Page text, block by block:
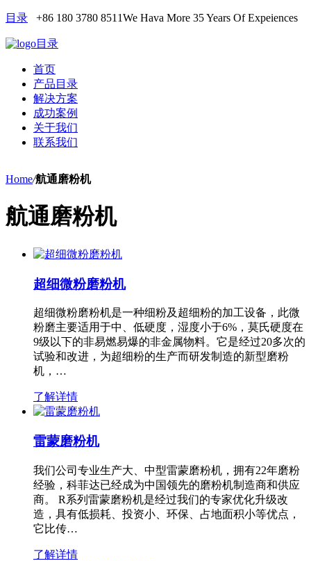
目录 +86 180 3780 8511We Hava More 35 Years Of Expeiences
目录
首页
产品目录
解决方案
成功案例
关于我们
联系我们
Home/航通磨粉机
航通磨粉机
超细微粉磨粉机
超细微粉磨粉机是一种细粉及超细粉的加工设备，此微
粉磨主要适用于中、低硬度，湿度小于6%，莫氏硬度在
9级以下的非易燃易爆的非金属物料。它是经过20多次的
试验和改进，为超细粉的生产而研发制造的新型磨粉
机，…
了解详情
雷蒙磨粉机
我们公司专业生产大、中型雷蒙磨粉机，拥有22年磨粉
经验，科菲达已经成为中国领先的磨粉机制造商和供应
商。 R系列雷蒙磨粉机是经过我们的专家优化升级改
造，具有低损耗、投资小、环保、占地面积小等优点，
它比传…
了解详情